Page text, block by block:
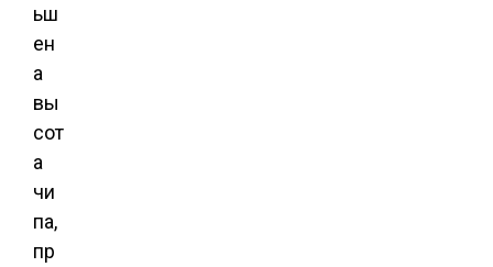
ьш
ен
а
вы
сот
а
чи
па,
пр